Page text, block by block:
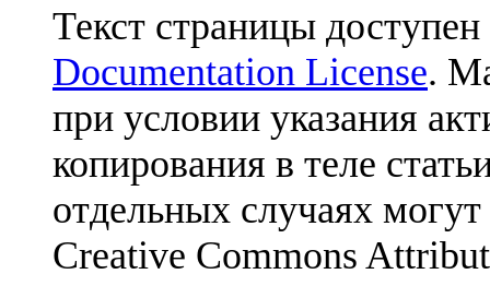
Текст страницы
Documentation License.
при условии указания
копирования в теле
отдельных случаях
Creative Commons